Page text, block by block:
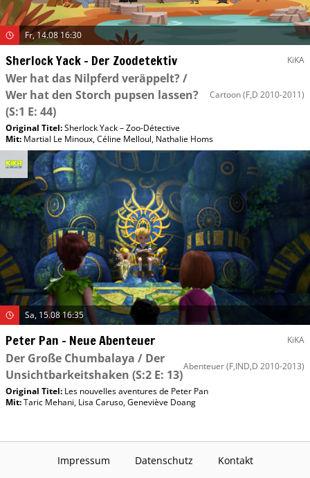
Fr, 14.08 16:30
Sherlock Yack – Der Zoodetektiv KiKA
Wer hat das Nilpferd veräppelt? /
Wer hat den Storch pupsen lassen?
(S:1 E: 44)
Cartoon(F,D 2010-2011)
Original Titel:Sherlock Yack – Zoo-Détective
Mit: Martial Le Minoux,Céline Melloul, Nathalie Homs
Sa, 15.08 16:35
Peter Pan – Neue Abenteuer KiKA
Der Große Chumbalaya / Der
Unsichtbarkeitshaken (S:2 E: 13)
Abenteuer(F,IND,D 2010-2013)
Original Titel: Les nouvelles aventures de Peter Pan
Mit:Taric Mehani, Lisa Caruso,Geneviève Doang
Impressum Datenschutz Kontakt